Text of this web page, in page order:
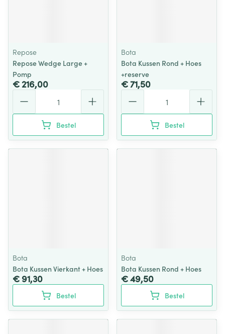
Repose
Repose Wedge Large +
Pomp
€ 216,00
Bestel
Bota
Bota Kussen Rond + Hoes
+reserve
€ 71,50
Bestel
Bota
Bota Kussen Vierkant + Hoes
€ 91,30
Bestel
Bota
Bota Kussen Rond + Hoes
€ 49,50
Bestel